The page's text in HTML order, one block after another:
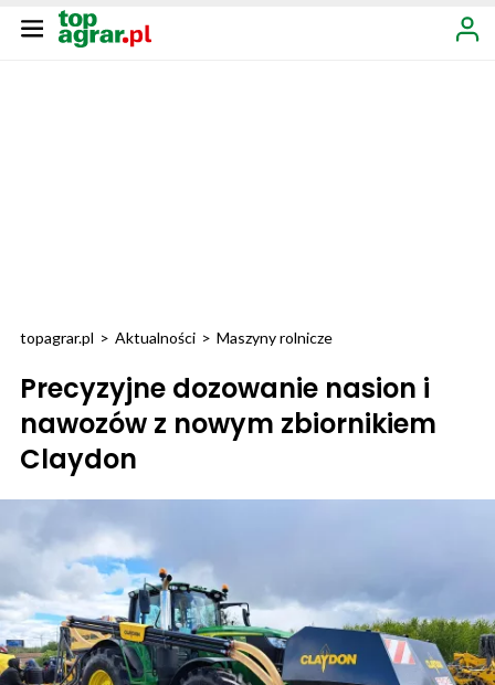
topagrar.pl > Aktualności > Maszyny rolnicze
Precyzyjne dozowanie nasion i
nawozów z nowym zbiornikiem
Claydon